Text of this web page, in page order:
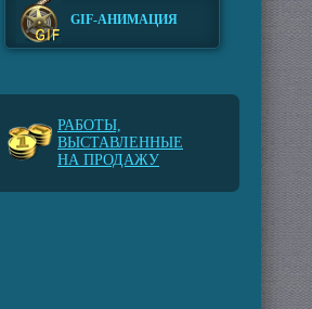
GIF-АНИМАЦИЯ
РАБОТЫ,
ВЫСТАВЛЕННЫЕ
НА ПРОДАЖУ